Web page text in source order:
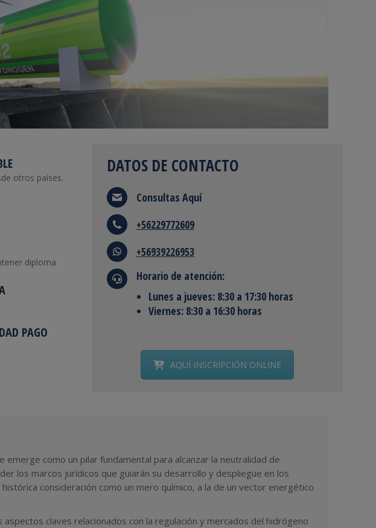
otros países.
diploma
PAGO
DATOS DE CONTACTO
Consultas Aquí
+56229772609
+56939226953
Horario de atención:
Lunes a jueves: 8:30 a 17:30 horas
Viernes: 8:30 a 16:30 horas
AQUÍ INSCRIPCIÓN ONLINE
como un pilar fundamental para alcanzar la neutralidad de
los marcos jurídicos que guiarán su desarrollo y despliegue en los
consideración como un mero químico, a la de un vector energético
claves relacionados con la regulación y mercados del hidrógeno